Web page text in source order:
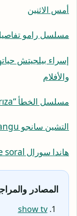
أمس الاثنين
مسلسل رامو
إسراء بيلجيتش
والأفلام
مسلسل الخطأ “Arıza”
التشين سانجو Elçin Sangu حياتها منذ الطفولة حتى الآن
هاندا سورال hande soral حياتها منذ الطفولة حتى الآن
المصادر
show tv